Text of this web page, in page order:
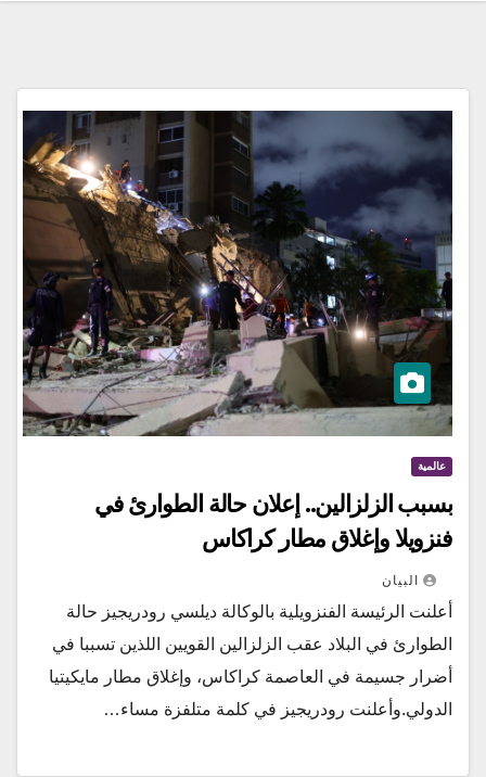
عالمية
بسبب الزلزالين.. إعلان حالة الطوارئ في
فنزويلا وإغلاق مطار كراكاس
البيان
أعلنت الرئيسة الفنزويلية بالوكالة ديلسي رودريجيز حالة
الطوارئ في البلاد عقب الزلزالين القويين اللذين تسببا في
أضرار جسيمة في العاصمة كراكاس، وإغلاق مطار مايكيتيا
الدولي.وأعلنت رودريجيز في كلمة متلفزة مساء…